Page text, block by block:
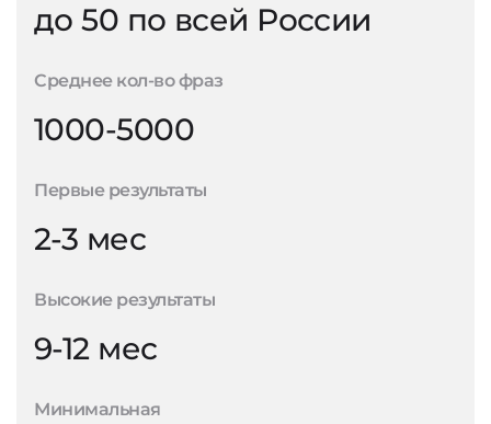
до 50 по всей России
Среднее кол-во фраз
1000-5000
Первые результаты
2-3 мес
Высокие результаты
9-12 мес
Минимальная